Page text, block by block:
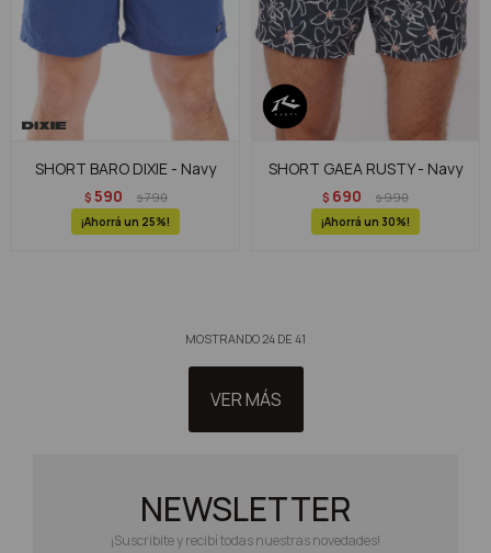
SHORT BARO DIXIE - Navy
$ 590 $790
25
SHORT GAEA RUSTY - Navy
$ 690 $990
30
MOSTRANDO24 DE 41
VER MÁS
NEWSLETTER
¡Suscribite y recibí todas nuestras novedades!